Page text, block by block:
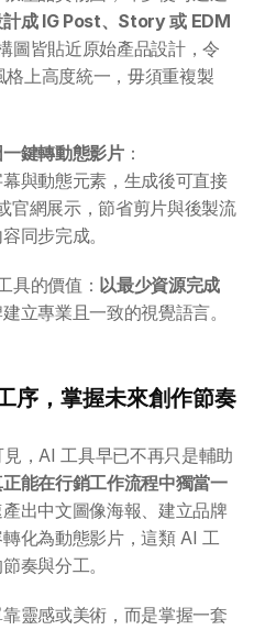
計成 IG Post、Story 或 EDM
圖皆貼近原始產品設計，令
上高度統一，毋須重複製
鍵轉動態影片：
與動態元素，生成後可直接
網展示，節省剪片與後製流
同步完成。
具的價值： 以最少資源完成
立專業且一致的視覺語言。
序，掌握未來創作節奏
，AI 工具早已不再只是輔助
能在行銷工作流程中獨當一
出中文圖像海報、建立品牌
化為動態影片，這類 AI 工
奏與分工。
靈感或美術，而是掌握一套